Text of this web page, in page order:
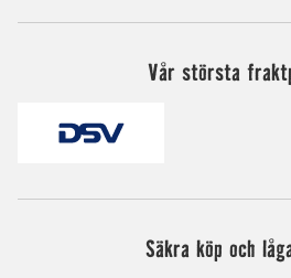
Vår största
Säkra köp och